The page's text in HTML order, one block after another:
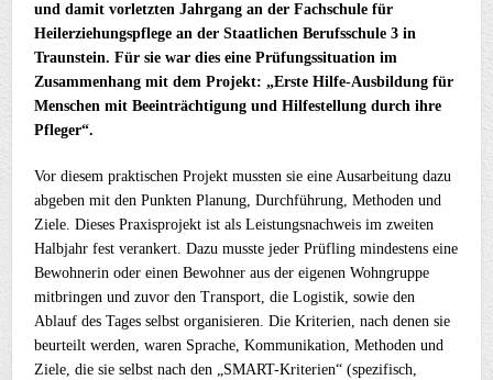
und damit vorletzten Jahrgang an der Fachschule für
Heilerziehungspflege an der Staatlichen Berufsschule 3 in
Traunstein. Für sie war dies eine Prüfungssituation im
Zusammenhang mit dem Projekt: „Erste Hilfe-Ausbildung für
Menschen mit Beeinträchtigung und Hilfestellung durch ihre
Pfleger“.
Vor diesem praktischen Projekt mussten sie eine Ausarbeitung dazu
abgeben mit den Punkten Planung, Durchführung, Methoden und
Ziele. Dieses Praxisprojekt ist als Leistungsnachweis im zweiten
Halbjahr fest verankert. Dazu musste jeder Prüfling mindestens eine
Bewohnerin oder einen Bewohner aus der eigenen Wohngruppe
mitbringen und zuvor den Transport, die Logistik, sowie den
Ablauf des Tages selbst organisieren. Die Kriterien, nach denen sie
beurteilt werden, waren Sprache, Kommunikation, Methoden und
Ziele, die sie selbst nach den „SMART-Kriterien“ (spezifisch,